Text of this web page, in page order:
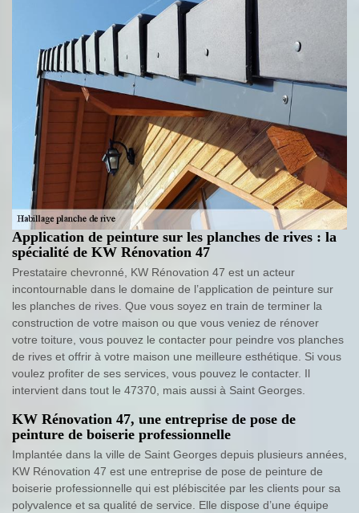
Application de peinture sur les planches de rives : la
spécialité de KW Rénovation 47
Prestataire chevronné, KW Rénovation 47 est un acteur
incontournable dans le domaine de l’application de peinture sur
les planches de rives. Que vous soyez en train de terminer la
construction de votre maison ou que vous veniez de rénover
votre toiture, vous pouvez le contacter pour peindre vos planches
de rives et offrir à votre maison une meilleure esthétique. Si vous
voulez profiter de ses services, vous pouvez le contacter. Il
intervient dans tout le 47370, mais aussi à Saint Georges.
KW Rénovation 47, une entreprise de pose de
peinture de boiserie professionnelle
Implantée dans la ville de Saint Georges depuis plusieurs années,
KW Rénovation 47 est une entreprise de pose de peinture de
boiserie professionnelle qui est plébiscitée par les clients pour sa
polyvalence et sa qualité de service. Elle dispose d’une équipe